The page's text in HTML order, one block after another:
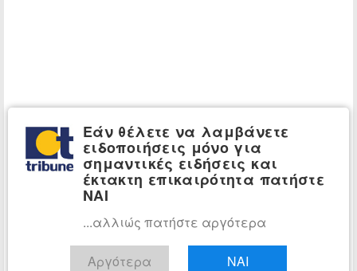
Εάν θέλετε να λαμβάνετε
ειδοποιήσεις μόνο για
σημαντικές ειδήσεις και
έκτακτη επικαιρότητα πατήστε
ΝΑΙ
...αλλιώς πατήστε αργότερα
Αργότερα ΝΑΙ